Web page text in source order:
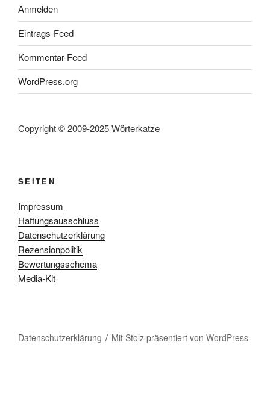
Anmelden
Eintrags-Feed
Kommentar-Feed
WordPress.org
Copyright © 2009-2025 Wörterkatze
SEITEN
Impressum
Haftungsausschluss
Datenschutzerklärung
Rezensionpolitik
Bewertungsschema
Media-Kit
Datenschutzerklärung Mit Stolz präsentiert von WordPress